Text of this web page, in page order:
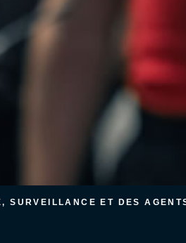
SURVEILLANCE ET DES